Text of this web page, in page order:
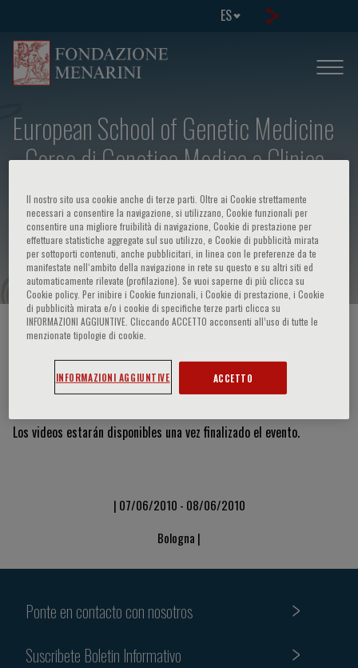
ES
European School of Genetic Medicine
- Corso di Genetica Medica e Clinica
delle Cardiopatie Congenite – Ciclo
Minicorsi di Formazione Avanzata sulle
Malformazioni Congenite
HOME PAGE / CURSOS Y EVENTOS
Vídeos y diapositivas
Los videos estarán disponibles una vez finalizado el evento.
| 07/06/2010 - 08/06/2010
Bologna |
Ponte en contacto con nosotros
Suscribete Boletin Informativo
Il nostro sito usa cookie anche di terze parti. Oltre ai Cookie strettamente
necessari a consentire la navigazione, si utilizzano, Cookie funzionali per
consentire una migliore fruibilità di navigazione, Cookie di prestazione per
effettuare statistiche aggregate sul suo utilizzo, e Cookie di pubblicità mirata
per sottoporti contenuti, anche pubblicitari, in linea con le preferenze da te
manifestate nell‘ambito della navigazione in rete su questo e su altri siti ed
automaticamente rilevate (profilazione). Se vuoi saperne di più clicca su
Cookie policy. Per inibire i Cookie funzionali, i Cookie di prestazione, i Cookie
di pubblicità mirata e/o i cookie di specifiche terze parti clicca su
INFORMAZIONI AGGIUNTIVE. Cliccando ACCETTO acconsenti all’uso di tutte le
menzionate tipologie di cookie.
INFORMAZIONI AGGIUNTIVE ACCETTO